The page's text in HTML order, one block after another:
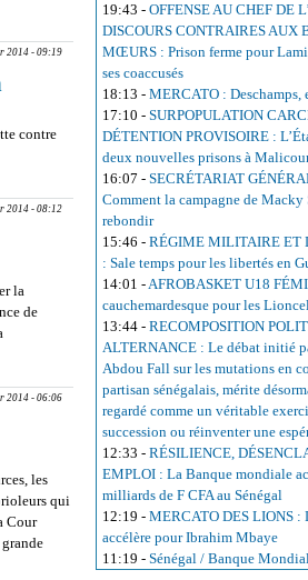
2014 - 09:19
contre
: Les
2014 - 08:12
la
de
2014 - 06:06
les
qui
Cour
19:43 - OFFENSE AU CHEF DE
DISCOURS CONTRAIRES AUX
MŒURS : Prison ferme pour
ses coaccusés
18:13 - MERCATO : Deschamps,
17:10 - SURPOPULATION
DÉTENTION PROVISOIRE :
deux nouvelles prisons à
16:07 - SECRÉTARIAT
Comment la campagne de Macky
rebondir
15:46 - RÉGIME MILITAIRE ET
: Sale temps pour les libertés en
14:01 -AFROBASKET U18
cauchemardesque pour les
13:44 - RECOMPOSITION
ALTERNANCE : Le débat initié
Abdou Fall sur les mutations en
partisan sénégalais, mérite
regardé comme un véritable
succession ou réinventer une
12:33 - RÉSILIENCE,
EMPLOI : La Banque mondiale
milliards de F CFA au Sénégal
12:19 - MERCATO DES LIONS
accélère pour Ibrahim Mbaye
11:19 - Sénégal / Banque